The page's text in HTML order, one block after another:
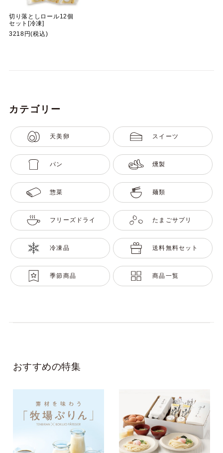
切り落としロール12個
セット[冷凍]
3218円(税込)
カテゴリー
天美卵 スイーツ
パン 燻製
惣菜 麺類
フリーズドライ たまごサプリ
冷凍品 送料無料セット
季節商品 商品一覧
おすすめの特集